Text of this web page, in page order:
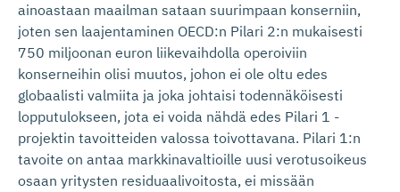
ainoastaan maailman sataan suurimpaan konserniin,
joten sen laajentaminen OECD:n Pilari 2:n mukaisesti
750 miljoonan euron liikevaihdolla operoiviin
konserneihin olisi muutos, johon ei ole oltu edes
globaalisti valmiita ja joka johtaisi todennäköisesti
lopputulokseen, jota ei voida nähdä edes Pilari 1 -
projektin tavoitteiden valossa toivottavana. Pilari 1:n
tavoite on antaa markkinavaltioille uusi verotusoikeus
osaan yritysten residuaalivoitosta, ei missään